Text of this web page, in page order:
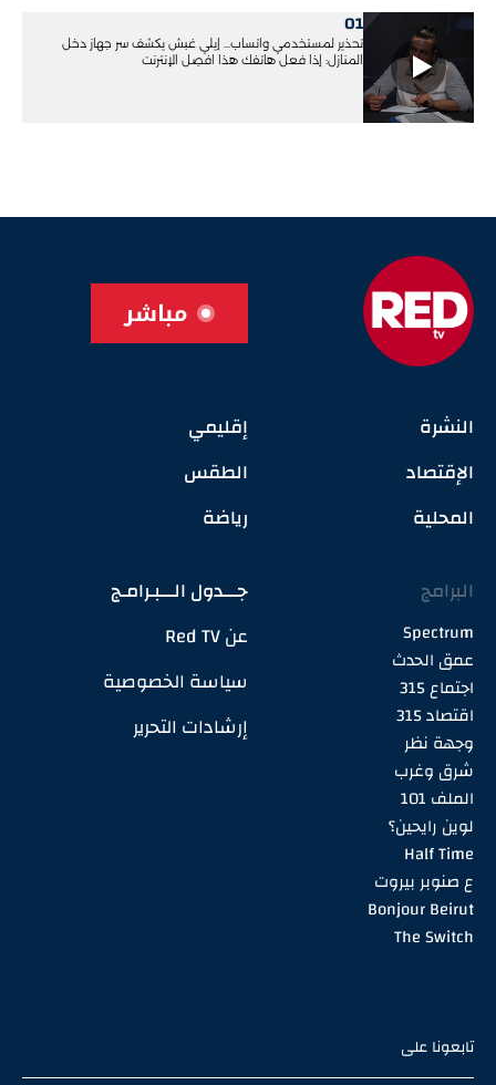
01
تحذير لمستخدمي واتساب... إيلي غبش يكشف سر جهاز دخل
المنازل: إذا فعل هاتفك هذا افصِل الإنترنت
مباشر
النشرة
الإقتصاد
المحلية
إقليمي
الطقس
رياضة
البرامج
Spectrum
عمق الحدث
اجتماع 315
اقتصاد 315
وجهة نظر
شرق وغرب
الملف 101
لوين رايحين؟
Half Time
ع صنوبر بيروت
Bonjour Beirut
The Switch
جـــدول الـــبـرامـج
عن Red TV
سياسة الخصوصية
إرشادات التحرير
تابعونا على